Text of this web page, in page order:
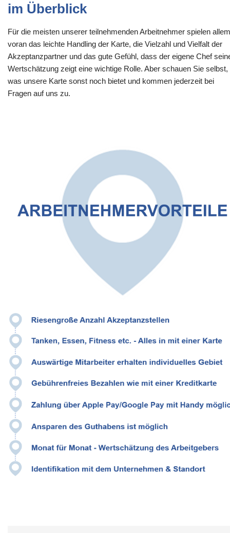
im Überblick
Für die meisten unserer teilnehmenden Arbeitnehmer spielen allem
voran das leichte Handling der Karte, die Vielzahl und Vielfalt der
Akzeptanzpartner und das gute Gefühl, dass der eigene Chef
Wertschätzung zeigt eine wichtige Rolle. Aber schauen Sie selbst,
was unsere Karte sonst noch bietet und kommen jederzeit bei
Fragen auf uns zu.